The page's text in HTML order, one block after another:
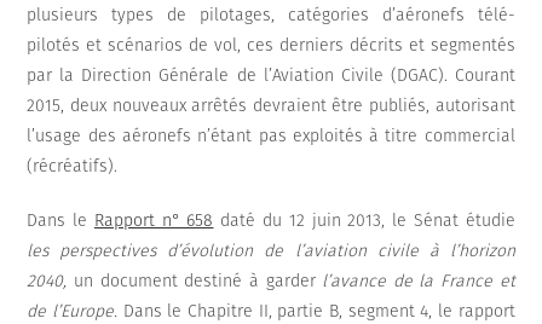
plusieurs types de pilotages, catégories d’aéronefs télé-
pilotés et scénarios de vol, ces derniers décrits et segmentés
par la Direction Générale de l’Aviation Civile (DGAC). Courant
2015, deux nouveaux arrêtés devraient être publiés, autorisant
l’usage des aéronefs n’étant pas exploités à titre commercial
(récréatifs).
Dans le Rapport n° 658 daté du 12 juin 2013, le Sénat étudie
les perspectives d’évolution de l’aviation civile à l’horizon
2040, un document destiné à garder l’avance de la France et
de l’Europe. Dans le Chapitre II, partie B, segment 4, le rapport